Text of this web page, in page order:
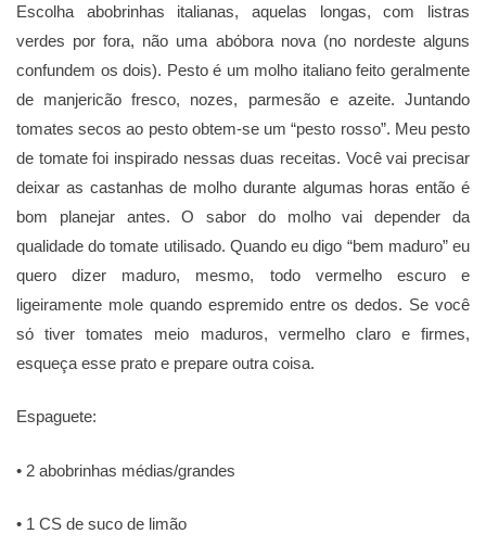
Escolha abobrinhas italianas, aquelas longas, com listras
verdes por fora, não uma abόbora nova (no nordeste alguns
confundem os dois). Pesto é um molho italiano feito geralmente
de manjericão fresco, nozes, parmesão e azeite. Juntando
tomates secos ao pesto obtem-se um “pesto rosso”. Meu pesto
de tomate foi inspirado nessas duas receitas. Você vai precisar
deixar as castanhas de molho durante algumas horas então é
bom planejar antes. O sabor do molho vai depender da
qualidade do tomate utilisado. Quando eu digo “bem maduro” eu
quero dizer maduro, mesmo, todo vermelho escuro e
ligeiramente mole quando espremido entre os dedos. Se você
sό tiver tomates meio maduros, vermelho claro e firmes,
esqueça esse prato e prepare outra coisa.
Espaguete:
• 2 abobrinhas médias/grandes
• 1 CS de suco de limão